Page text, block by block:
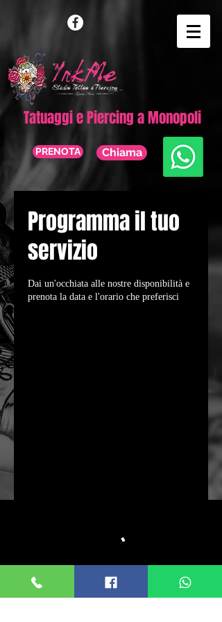
Tatuaggi e Piercing a Monopoli
PRENOTA Chiama
Programma il tuo
servizio
Dai un'occhiata alle nostre disponibilità e
prenota la data e l'orario che preferisci